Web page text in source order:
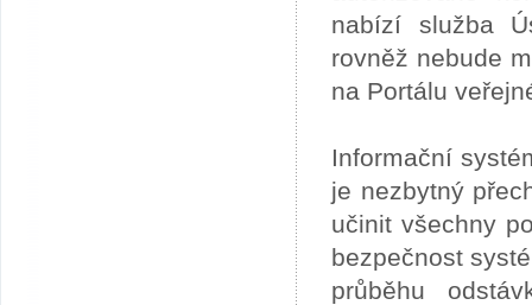
nabízí služba
rovněž nebude
na Portálu
Informační
je nezbytný
učinit všechny
bezpečnost
průběhu